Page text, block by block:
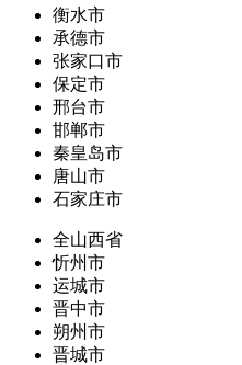
衡水市
承德市
张家口市
保定市
邢台市
邯郸市
秦皇岛市
唐山市
石家庄市
全山西省
忻州市
运城市
晋中市
朔州市
晋城市